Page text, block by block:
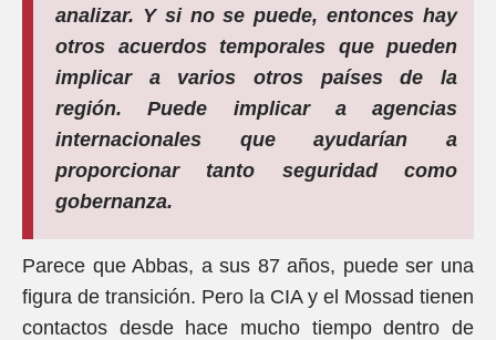
analizar. Y si no se puede, entonces hay
otros acuerdos temporales que pueden
implicar a varios otros países de la
región. Puede implicar a agencias
internacionales que ayudarían a
proporcionar tanto seguridad como
gobernanza.
Parece que Abbas, a sus 87 años, puede ser una
figura de transición. Pero la CIA y el Mossad tienen
contactos desde hace mucho tiempo dentro de